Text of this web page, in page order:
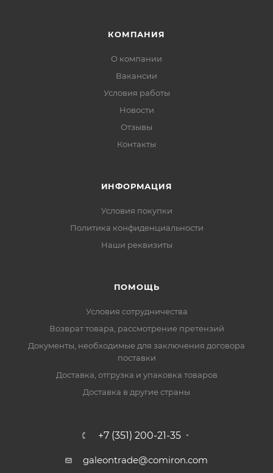
КОМПАНИЯ
О компании
Вакансии
Условия работы
Новости
Отзывы
Контакты
ИНФОРМАЦИЯ
Условия покупки
Политика конфиденциальности
Наши реквизиты
ПОМОЩЬ
Условия сотрудничества
Возврат товара, рассмотрение претензий
Документы, необходимые для заключения договора
поставки
Доставка, отгрузка и упаковка товаров
Доставка в другие страны
+7 (351) 200-21-35
galeontrade@comiron.com